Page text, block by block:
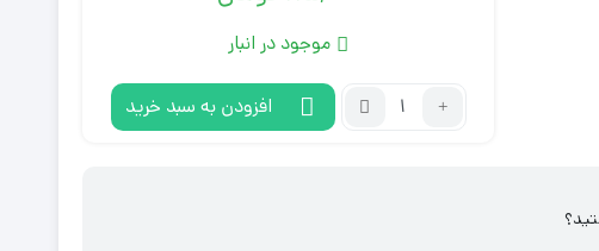
موجود در انبار
تعداد:
افزودن به سبد خرید